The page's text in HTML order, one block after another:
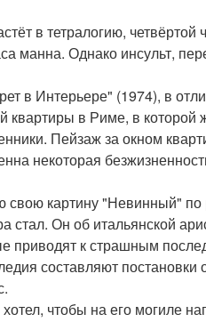
в тетралогию,
манна. Однако инсульт,
Интерьере" (1974), в
квартиры в Риме, в
Пейзаж за окном
некоторая
свою картину "Невинный"
Он об итальянской
приводят к страшным
составляют
чтобы на его могиле